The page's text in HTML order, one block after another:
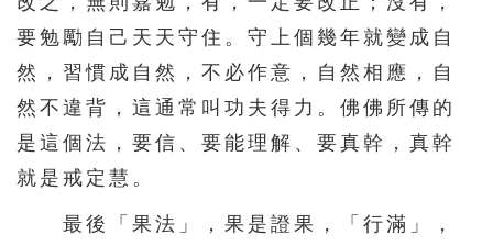
要勉勵自己天天守住。守上個幾年就變成自
然，習慣成自然，不必作意，自然相應，自
然不違背，這通常叫功夫得力。佛佛所傳的
是這個法，要信、要能理解、要真幹，真幹
就是戒定慧。
最後「果法」，果是證果，「行滿」，